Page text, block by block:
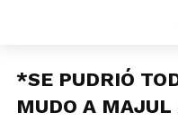
*SE PUDRIÓ
MUDO A MAJUL